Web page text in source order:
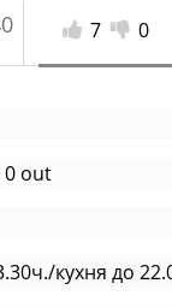
7 0
0 out
кухня до